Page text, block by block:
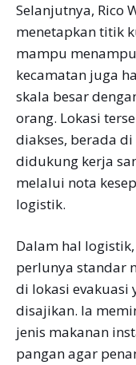
Selanjutnya, Rico
menetapkan titik
mampu
kecamatan juga
skala besar
orang. Lokasi
diakses, berada
didukung kerja
melalui nota
logistik.
Dalam hal
perlunya standar
di lokasi evakuasi
disajikan. Ia
jenis makanan
pangan agar